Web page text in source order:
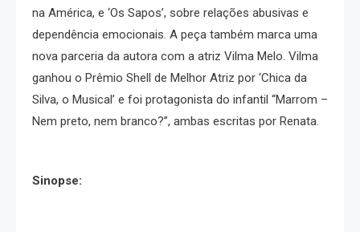
na América, e ‘Os Sapos’, sobre relações abusivas e
dependência emocionais. A peça também marca uma
nova parceria da autora com a atriz Vilma Melo. Vilma
ganhou o Prêmio Shell de Melhor Atriz por ‘Chica da
Silva, o Musical’ e foi protagonista do infantil “Marrom –
Nem preto, nem branco?”, ambas escritas por Renata.
Sinopse: